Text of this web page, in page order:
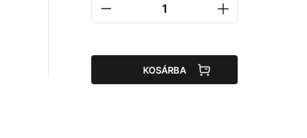
KOSÁRBA